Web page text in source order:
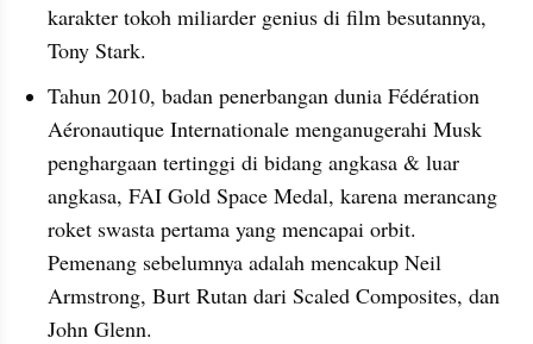
karakter tokoh miliarder genius di film besutannya,
Tony Stark.
Tahun 2010, badan penerbangan dunia Fédération
Aéronautique Internationale menganugerahi Musk
penghargaan tertinggi di bidang angkasa & luar
angkasa, FAI Gold Space Medal, karena merancang
roket swasta pertama yang mencapai orbit.
Pemenang sebelumnya adalah mencakup Neil
Armstrong, Burt Rutan dari Scaled Composites, dan
John Glenn.